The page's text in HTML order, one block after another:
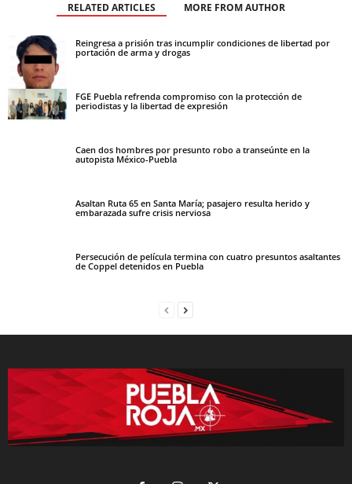
RELATED ARTICLES MORE FROM AUTHOR
Reingresa a prisión tras incumplir condiciones de libertad por
portación de arma y drogas
FGE Puebla refrenda compromiso con la protección de
periodistas y la libertad de expresión
Caen dos hombres por presunto robo a transeúnte en la
autopista México-Puebla
Asaltan Ruta 65 en Santa María; pasajero resulta herido y
embarazada sufre crisis nerviosa
Persecución de película termina con cuatro presuntos asaltantes
de Coppel detenidos en Puebla